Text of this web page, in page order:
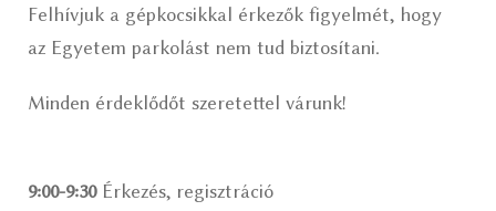
Felhívjuk a gépkocsikkal érkezők figyelmét, hogy
az Egyetem parkolást nem tud biztosítani.
Minden érdeklődőt szeretettel várunk!
9:00-9:30Érkezés, regisztráció